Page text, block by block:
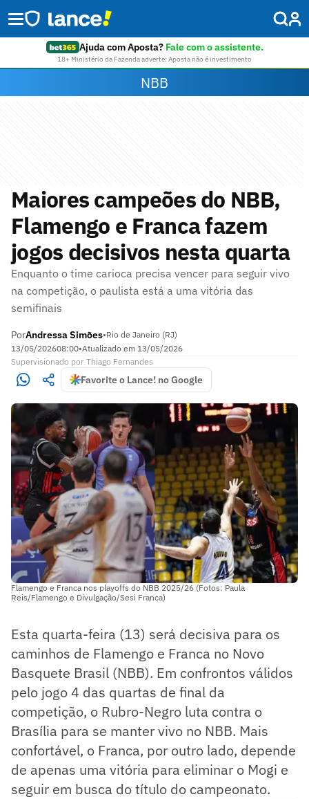
Ajuda com Aposta? Fale com o assistente.
18+ Ministério da Fazenda adverte: Aposta não é investimento
NBB
Maiores campeões do NBB,
Flamengo e Franca fazem
jogos decisivos nesta quarta
Enquanto o time carioca precisa vencer para seguir vivo
na competição, o paulista está a uma vitória das
semifinais
PorAndressa Simões•Rio de Janeiro (RJ)
13/05/202608:00•Atualizado em 13/05/2026
Supervisionado por Thiago Fernandes
Favorite o Lance! no Google
Flamengo e Franca nos playoffs do NBB 2025/26 (Fotos: Paula
Reis/Flamengo e Divulgação/Sesi Franca)
Esta quarta-feira (13) será decisiva para os
caminhos de Flamengo e Franca no Novo
Basquete Brasil (NBB). Em confrontos válidos
pelo jogo 4 das quartas de final da
competição, o Rubro-Negro luta contra o
Brasília para se manter vivo no NBB. Mais
confortável, o Franca, por outro lado, depende
de apenas uma vitória para eliminar o Mogi e
seguir em busca do título do campeonato.